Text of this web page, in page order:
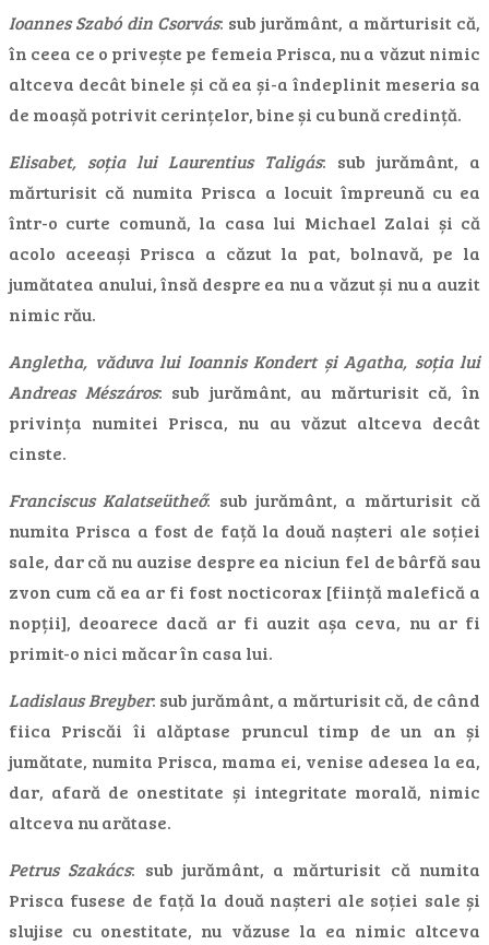
Ioannes Szabó din Csorvás: sub jurământ, a mărturisit că,
în ceea ce o privește pe femeia Prisca, nu a văzut nimic
altceva decât binele și că ea și-a îndeplinit meseria sa
de moașă potrivit cerințelor, bine și cu bună credință.
Elisabet, soția lui Laurentius Taligás: sub jurământ, a
mărturisit că numita Prisca a locuit împreună cu ea
într-o curte comună, la casa lui Michael Zalai și că
acolo aceeași Prisca a căzut la pat, bolnavă, pe la
jumătatea anului, însă despre ea nu a văzut și nu a auzit
nimic rău.
Angletha, văduva lui Ioannis Kondert și Agatha, soția lui
Andreas Mészáros: sub jurământ, au mărturisit că, în
privința numitei Prisca, nu au văzut altceva decât
cinste.
Franciscus Kalatseütheő: sub jurământ, a mărturisit că
numita Prisca a fost de față la două nașteri ale soției
sale, dar că nu auzise despre ea niciun fel de bârfă sau
zvon cum că ea ar fi fost nocticorax [ființă malefică a
nopții], deoarece dacă ar fi auzit așa ceva, nu ar fi
primit-o nici măcar în casa lui.
Ladislaus Breyber: sub jurământ, a mărturisit că, de când
fiica Priscăi îi alăptase pruncul timp de un an și
jumătate, numita Prisca, mama ei, venise adesea la ea,
dar, afară de onestitate și integritate morală, nimic
altceva nu arătase.
Petrus Szakács: sub jurământ, a mărturisit că numita
Prisca fusese de față la două nașteri ale soției sale și
slujise cu onestitate, nu văzuse la ea nimic altceva